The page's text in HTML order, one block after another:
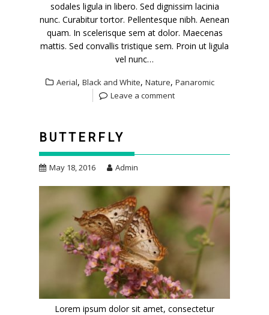
sodales ligula in libero. Sed dignissim lacinia
nunc. Curabitur tortor. Pellentesque nibh. Aenean
quam. In scelerisque sem at dolor. Maecenas
mattis. Sed convallis tristique sem. Proin ut ligula
vel nunc…
Aerial, Black and White, Nature, Panaromic
Leave a comment
BUTTERFLY
May 18, 2016 Admin
Lorem ipsum dolor sit amet, consectetur